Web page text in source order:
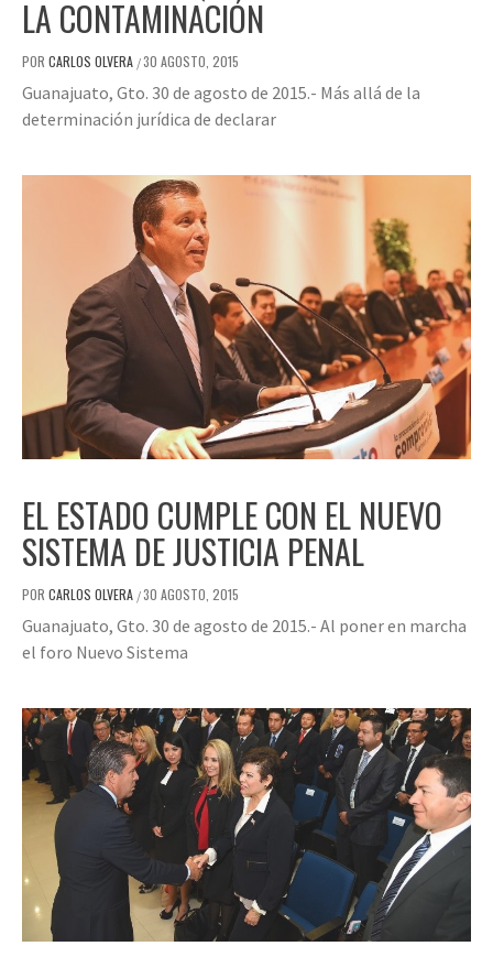
LA CONTAMINACIÓN
POR CARLOS OLVERA /30 AGOSTO, 2015
Guanajuato, Gto. 30 de agosto de 2015.- Más allá de la
determinación jurídica de declarar
EL ESTADO CUMPLE CON EL NUEVO
SISTEMA DE JUSTICIA PENAL
POR CARLOS OLVERA /30 AGOSTO, 2015
Guanajuato, Gto. 30 de agosto de 2015.- Al poner en marcha
el foro Nuevo Sistema